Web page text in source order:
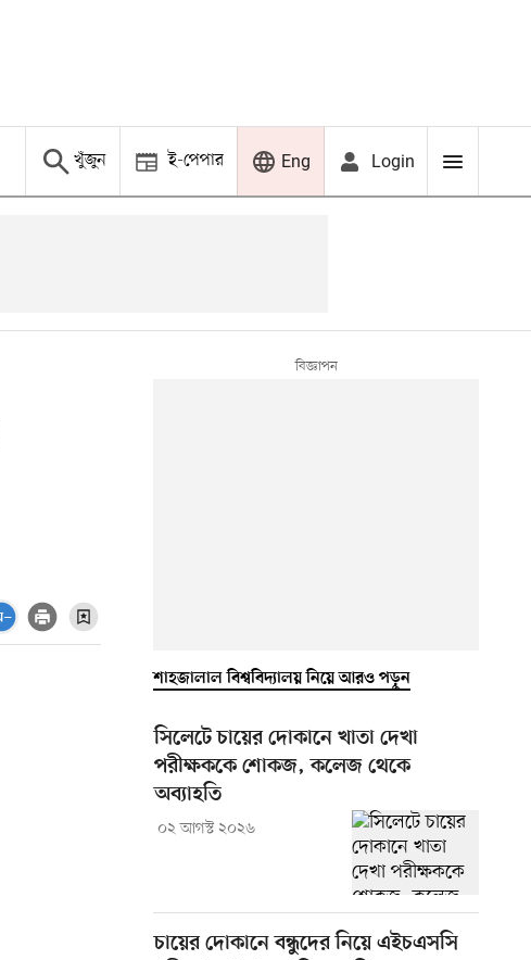
খুঁজুন ই-পেপার Eng Login
শাহজালাল বিশ্ববিদ্যালয় নিয়ে আরও পড়ুন
সিলেটে চায়ের দোকানে খাতা দেখা
পরীক্ষককে শোকজ, কলেজ থেকে
অব্যাহতি
০২ আগস্ট ২০২৬
চায়ের দোকানে বন্ধুদের নিয়ে এইচএসসি